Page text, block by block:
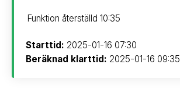
Funktion återställd 10:35
Starttid: 2025-01-16 07:30
Beräknad klarttid: 2025-01-16 09:35